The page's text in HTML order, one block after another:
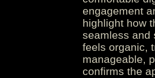
engagement
highlight how
seamless and
feels organic,
manageable,
confirms the